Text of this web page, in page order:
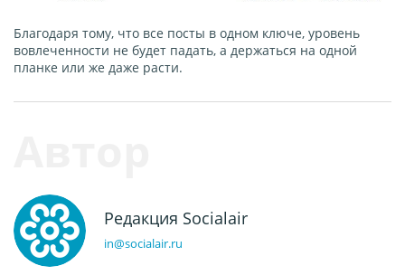
Благодаря тому, что все посты в одном ключе, уровень
вовлеченности не будет падать, а держаться на одной
планке или же даже расти.
Редакция Socialair
in@socialair.ru